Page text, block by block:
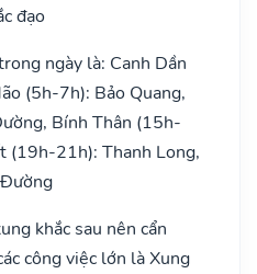
đạo
ngày là: Canh Dần
(5h-7h): Bảo Quang,
Bính Thân (15h-
(19h-21h): Thanh Long,
khắc sau nên cẩn
công việc lớn là Xung